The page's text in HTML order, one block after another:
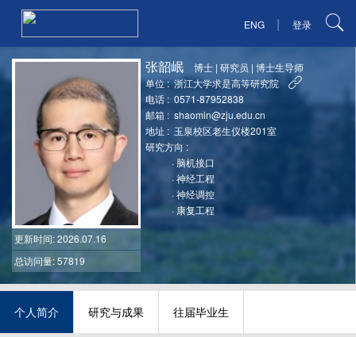
ENG | 登录
更新时间: 2026.07.16
总访问量: 57819
张韶岷 博士 |研究员 |博士生导师
单位 : 浙江大学求是高等研究院
电话 : 0571-87952838
邮箱 : shaomin@zju.edu.cn
地址 : 玉泉校区老生仪楼201室
研究方向 :
· 脑机接口
·神经工程
·神经调控
· 康复工程
个人简介 研究与成果 往届毕业生